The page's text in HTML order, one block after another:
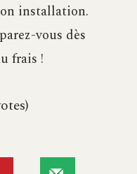
installation.
vous dès
frais !